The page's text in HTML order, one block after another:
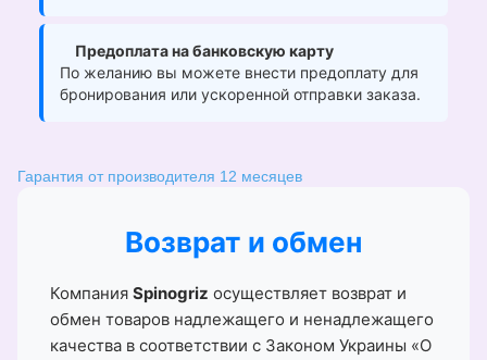
Предоплата на банковскую карту
По желанию вы можете внести предоплату для
бронирования или ускоренной отправки заказа.
Гарантия от производителя 12 месяцев
Возврат и обмен
Компания Spinogriz осуществляет возврат и
обмен товаров надлежащего и ненадлежащего
качества в соответствии с Законом Украины «О